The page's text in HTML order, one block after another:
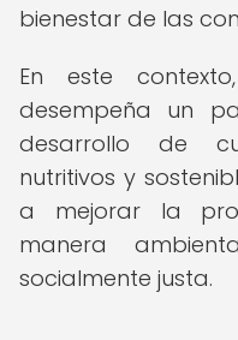
bienestar de las
En este
desempeña un
desarrollo de
nutritivos y
a mejorar la
manera
socialmente justa.